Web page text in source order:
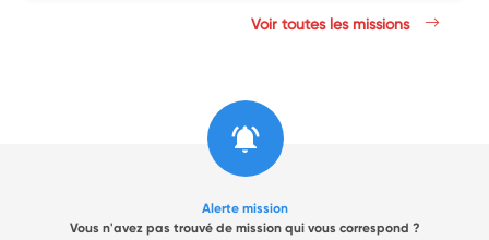
Voir toutes les missions
Alerte mission
Vous n'avez pas trouvé de mission qui vous correspond ?